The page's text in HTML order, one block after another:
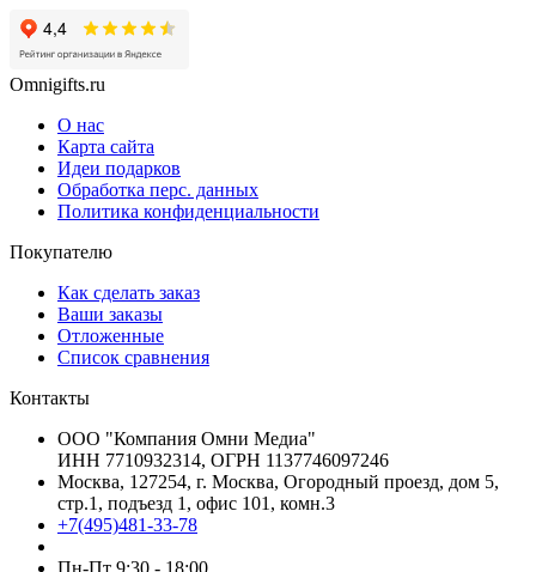
Omnigifts.ru
О нас
Карта сайта
Идеи подарков
Обработка перс. данных
Политика конфиденциальности
Покупателю
Как сделать заказ
Ваши заказы
Отложенные
Список сравнения
Контакты
ООО "Компания Омни Медиа"
ИНН 7710932314, ОГРН 1137746097246
Москва, 127254, г. Москва, Огородный проезд, дом 5,
стр.1, подъезд 1, офис 101, комн.3
+7(495)481-33-78
Пн-Пт 9:30 - 18:00